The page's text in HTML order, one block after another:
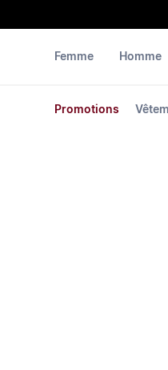
Femme
Promotions
Homme